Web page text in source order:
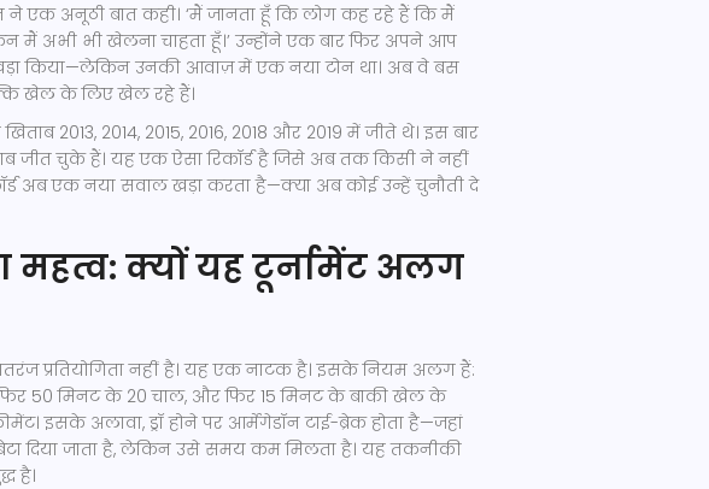
ने एक अनूठी बात कही। ‘मैं जानता हूँ कि लोग कह रहे हैं कि मैं
मैं अभी भी खेलना चाहता हूँ।’ उन्होंने एक बार फिर अपने आप
किया—लेकिन उनकी आवाज़ में एक नया टोन था। अब वे बस
खेल के लिए खेल रहे हैं।
2013, 2014, 2015, 2016, 2018 और 2019 में जीते थे। इस बार
जीत चुके हैं। यह एक ऐसा रिकॉर्ड है जिसे अब तक किसी ने नहीं
अब एक नया सवाल खड़ा करता है—क्या अब कोई उन्हें चुनौती दे
महत्व: क्यों यह टूर्नामेंट अलग
प्रतियोगिता नहीं है। यह एक नाटक है। इसके नियम अलग हैं:
50 मिनट के 20 चाल, और फिर 15 मिनट के बाकी खेल के
इसके अलावा, ड्रॉ होने पर आर्मेगेडॉन टाई-ब्रेक होता है—जहां
दिया जाता है, लेकिन उसे समय कम मिलता है। यह तकनीकी
है।